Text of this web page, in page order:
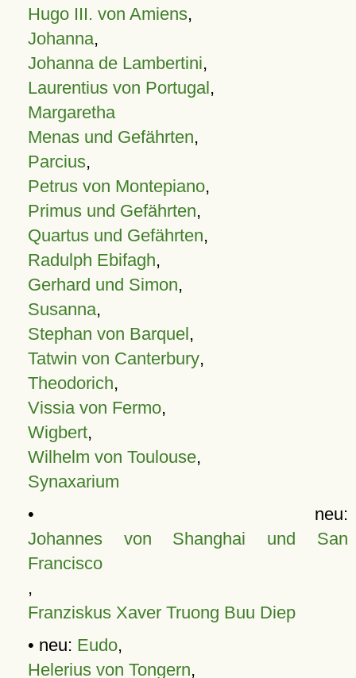
Hugo III. von Amiens,
Johanna,
Johanna de Lambertini,
Laurentius von Portugal,
Margaretha
Menas und Gefährten,
Parcius,
Petrus von Montepiano,
Primus und Gefährten,
Quartus und Gefährten,
Radulph Ebifagh,
Gerhard und Simon,
Susanna,
Stephan von Barquel,
Tatwin von Canterbury,
Theodorich,
Vissia von Fermo,
Wigbert,
Wilhelm von Toulouse,
Synaxarium
• neu:
Johannes von Shanghai und San
Francisco
,
Franziskus Xaver Truong Buu Diep
• neu: Eudo,
Helerius von Tongern,